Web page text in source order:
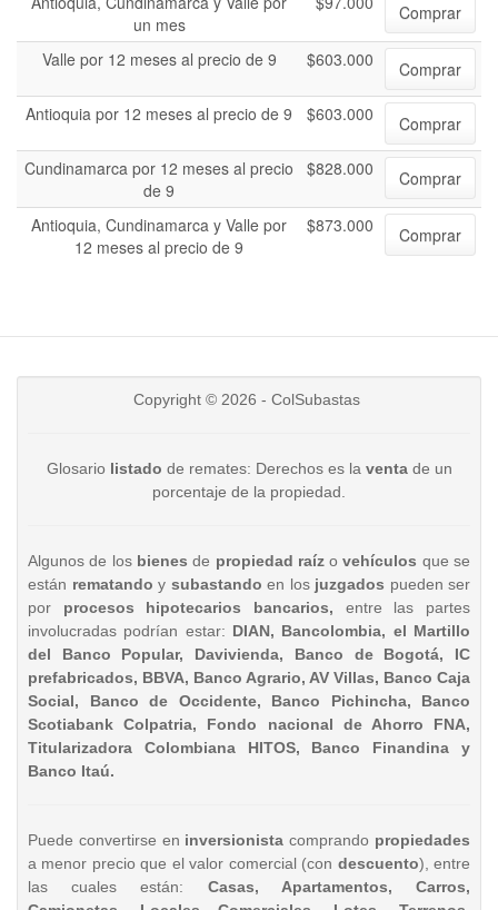
un mes
Comprar
Valle por 12 meses al precio de 9 $603.000
Comprar
Antioquia por 12 meses al precio de 9
$603.000
Comprar
Cundinamarca por 12 meses al precio
de 9
$828.000 Comprar
Antioquia, Cundinamarca y Valle por
12 meses al precio de 9
$873.000 Comprar
Copyright © 2026 - ColSubastas
Glosario listado de remates: Derechos es la ventade un
porcentaje de la propiedad.
Algunos de los bienesde propiedad raízo vehículos que se
están rematando y subastando en los juzgados pueden ser
por procesos hipotecarios bancarios, entre las partes
involucradas podrían estar: DIAN, Bancolombia, el Martillo
del Banco Popular, Davivienda, Banco de Bogotá, IC
prefabricados, BBVA, Banco Agrario, AV Villas, Banco Caja
Social, Banco de Occidente, Banco Pichincha, Banco
Scotiabank Colpatria, Fondo nacional de Ahorro FNA,
Titularizadora Colombiana HITOS, Banco Finandina y
Banco Itaú.
Puede convertirse en inversionista comprando propiedades
a menor precio que el valor comercial (con descuento), entre
las cuales están: Casas, Apartamentos, Carros,